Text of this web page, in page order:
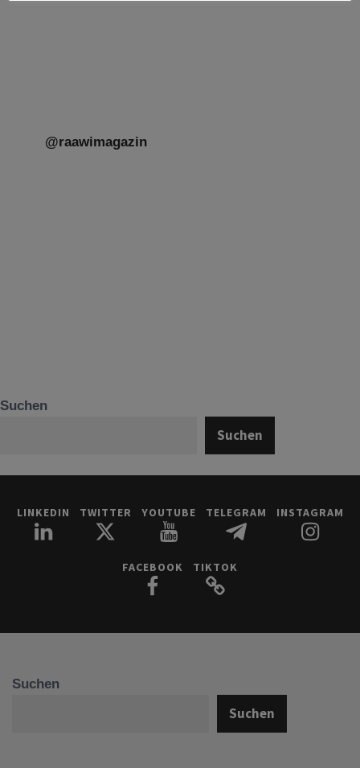
@raawimagazin
Suchen
Suchen
LINKEDIN TWITTER YOUTUBE TELEGRAM INSTAGRAM
FACEBOOK TIKTOK
Suchen
Suchen